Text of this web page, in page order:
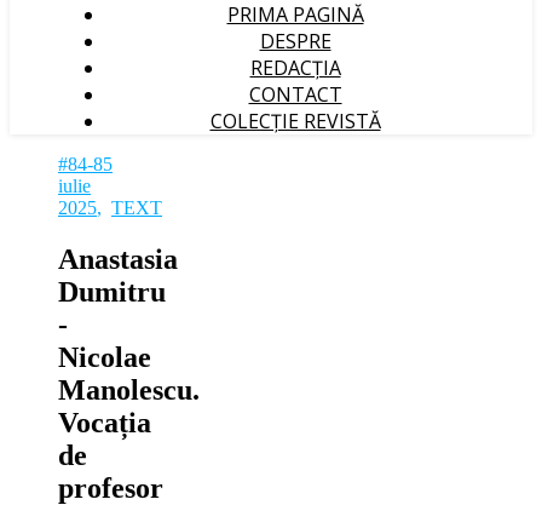
PRIMA PAGINĂ
DESPRE
REDACȚIA
CONTACT
COLECȚIE REVISTĂ
#84-85
iulie
2025, TEXT
Anastasia
Dumitru
‑
Nicolae
Manolescu.
Vocația
de
profesor